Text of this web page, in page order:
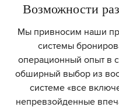
Возможности
Мы привносим наши
системы
операционный опыт в
обширный выбор из
системе «все
непревзойденные